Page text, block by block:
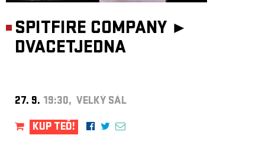
SPITFIRE COMPANY ►
DVACETJEDNA
27. 9. 19:30, VELKÝ SÁL
KUP TEĎ!